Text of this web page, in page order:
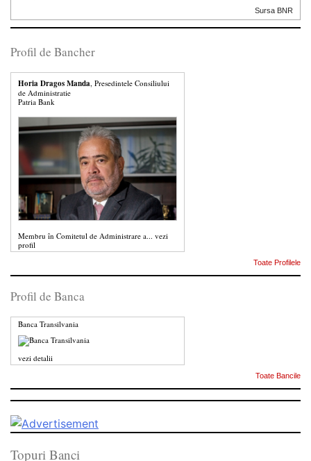
Sursa BNR
Profil de Bancher
Horia Dragos Manda, Presedintele Consiliului
de Administratie
Patria Bank
Membru în Comitetul de Administrare a... vezi
profil
Toate Profilele
Profil de Banca
Banca Transilvania
vezi detalii
Toate Bancile
Topuri Banci